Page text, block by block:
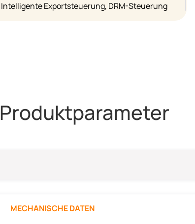
Intelligente Exportsteuerung, DRM-Steuerung
Produktparameter
MECHANISCHE DATEN